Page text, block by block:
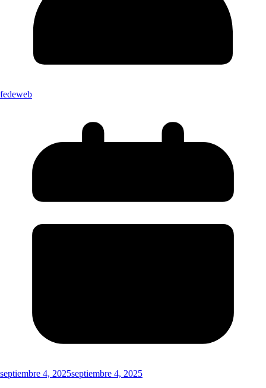
fedeweb
septiembre 4, 2025septiembre 4, 2025